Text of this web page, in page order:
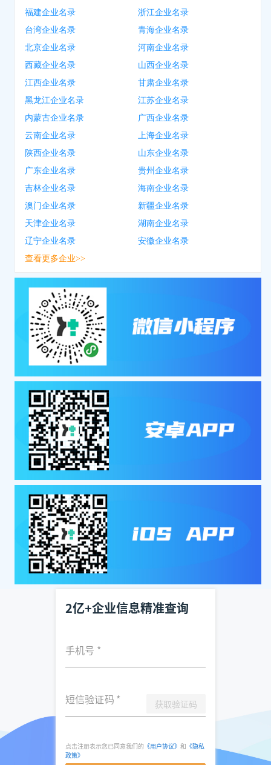
福建企业名录
浙江企业名录
台湾企业名录
青海企业名录
北京企业名录
河南企业名录
西藏企业名录
山西企业名录
江西企业名录
甘肃企业名录
黑龙江企业名录
江苏企业名录
内蒙古企业名录
广西企业名录
云南企业名录
上海企业名录
陕西企业名录
山东企业名录
广东企业名录
贵州企业名录
吉林企业名录
海南企业名录
澳门企业名录
新疆企业名录
天津企业名录
湖南企业名录
辽宁企业名录
安徽企业名录
查看更多企业>>
2亿+企业信息精准查询
手机号 *
短信验证码 * 获取验证码
点击注册表示您已同意我们的 《用户协议》 和 《隐私
政策》